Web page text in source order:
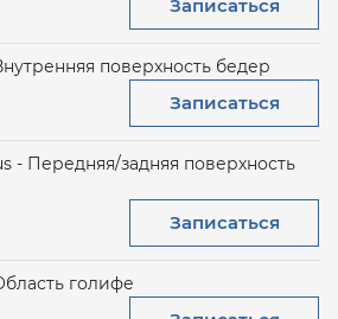
Записаться
поверхность бедер
Записаться
- Передняя/задняя поверхность
Записаться
голифе